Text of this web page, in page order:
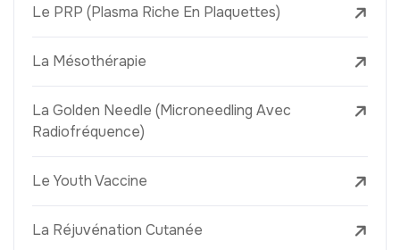
Le PRP (Plasma Riche En Plaquettes)
La Mésothérapie
La Golden Needle (Microneedling Avec
Radiofréquence)
Le Youth Vaccine
La Réjuvénation Cutanée